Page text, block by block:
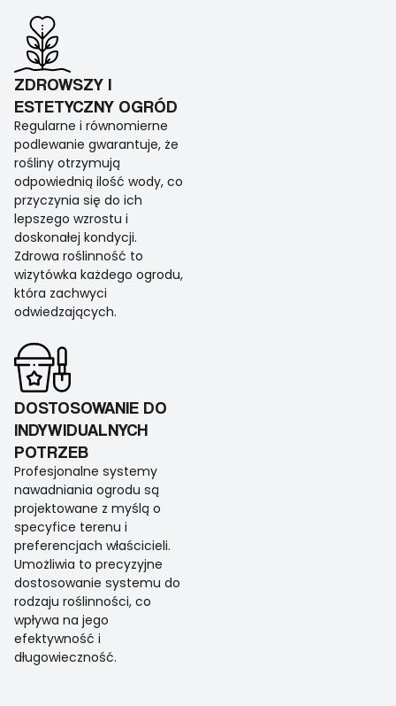
ZDROWSZY I
ESTETYCZNY OGRÓD
Regularne i równomierne
podlewanie gwarantuje, że
rośliny otrzymują
odpowiednią ilość wody, co
przyczynia się do ich
lepszego wzrostu i
doskonałej kondycji.
Zdrowa roślinność to
wizytówka każdego ogrodu,
która zachwyci
odwiedzających.
DOSTOSOWANIE DO
INDYWIDUALNYCH
POTRZEB
Profesjonalne systemy
nawadniania ogrodu są
projektowane z myślą o
specyfice terenu i
preferencjach właścicieli.
Umożliwia to precyzyjne
dostosowanie systemu do
rodzaju roślinności, co
wpływa na jego
efektywność i
długowieczność.